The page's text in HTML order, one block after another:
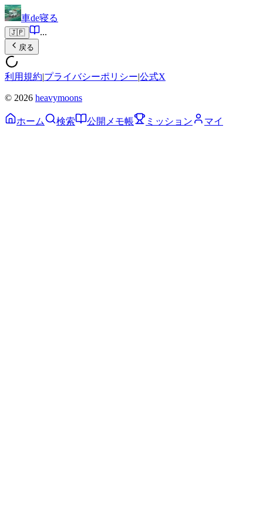
車de寝る
🇯🇵 ...
戻る
利用規約|プライバシーポリシー|公式X
© 2026 heavymoons
ホーム 検索 公開メモ帳 ミッション マイ